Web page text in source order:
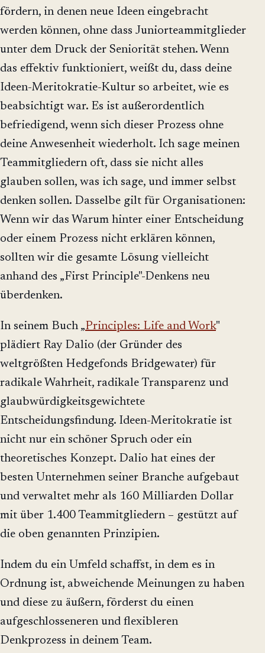
fördern, in denen neue Ideen eingebracht
werden können, ohne dass Juniorteammitglieder
unter dem Druck der Seniorität stehen. Wenn
das effektiv funktioniert, weißt du, dass deine
Ideen-Meritokratie-Kultur so arbeitet, wie es
beabsichtigt war. Es ist außerordentlich
befriedigend, wenn sich dieser Prozess ohne
deine Anwesenheit wiederholt. Ich sage meinen
Teammitgliedern oft, dass sie nicht alles
glauben sollen, was ich sage, und immer selbst
denken sollen. Dasselbe gilt für Organisationen:
Wenn wir das Warum hinter einer Entscheidung
oder einem Prozess nicht erklären können,
sollten wir die gesamte Lösung vielleicht
anhand des „First Principle"-Denkens neu
überdenken.
In seinem Buch „Principles: Life and Work"
plädiert Ray Dalio (der Gründer des
weltgrößten Hedgefonds Bridgewater) für
radikale Wahrheit, radikale Transparenz und
glaubwürdigkeitsgewichtete
Entscheidungsfindung. Ideen-Meritokratie ist
nicht nur ein schöner Spruch oder ein
theoretisches Konzept. Dalio hat eines der
besten Unternehmen seiner Branche aufgebaut
und verwaltet mehr als 160 Milliarden Dollar
mit über 1.400 Teammitgliedern – gestützt auf
die oben genannten Prinzipien.
Indem du ein Umfeld schaffst, in dem es in
Ordnung ist, abweichende Meinungen zu haben
und diese zu äußern, förderst du einen
aufgeschlosseneren und flexibleren
Denkprozess in deinem Team.